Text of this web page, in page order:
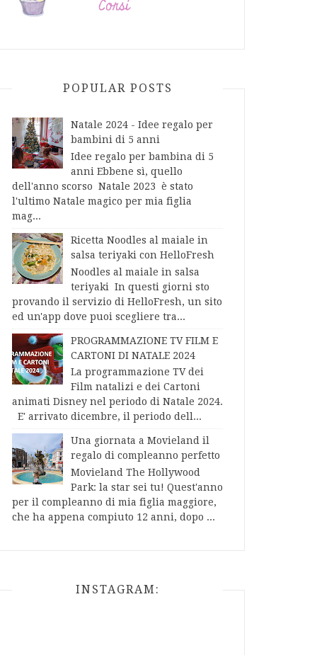
POPULAR POSTS
Natale 2024 - Idee regalo per
bambini di 5 anni
Idee regalo per bambina di 5
anni Ebbene sì, quello
dell'anno scorso Natale 2023 è stato
l'ultimo Natale magico per mia figlia
mag...
Ricetta Noodles al maiale in
salsa teriyaki con HelloFresh
Noodles al maiale in salsa
teriyaki In questi giorni sto
provando il servizio di HelloFresh, un sito
ed un'app dove puoi scegliere tra...
PROGRAMMAZIONE TV FILM E
CARTONI DI NATALE 2024
La programmazione TV dei
Film natalizi e dei Cartoni
animati Disney nel periodo di Natale 2024.
E' arrivato dicembre, il periodo dell...
Una giornata a Movieland il
regalo di compleanno perfetto
Movieland The Hollywood
Park: la star sei tu! Quest'anno
per il compleanno di mia figlia maggiore,
che ha appena compiuto 12 anni, dopo ...
INSTAGRAM: